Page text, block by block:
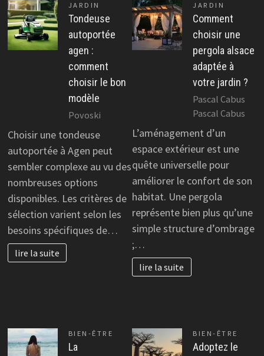
JARDIN
Tondeuse
autoportée
agen :
comment
choisir le bon
modèle
Povoski
Choisir une tondeuse
autoportée à Agen peut
sembler complexe au vu des
nombreuses options
disponibles. Les critères de
sélection varient selon les
besoins spécifiques de…
lire la suite
JARDIN
Comment
choisir une
pergola alsace
adaptée à
votre jardin ?
Pascal Cabus
Pascal Cabus
L’aménagement d’un
espace extérieur est une
quête universelle pour
améliorer le confort de son
habitat. Une pergola
représente bien plus qu’une
simple structure d’ombrage
;…
lire la suite
BIEN-ÊTRE
La
BIEN-ÊTRE
Adoptez le